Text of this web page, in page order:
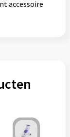
accessoire